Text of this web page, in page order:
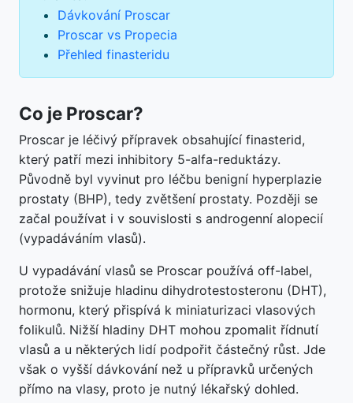
Dávkování Proscar
Proscar vs Propecia
Přehled finasteridu
Co je Proscar?
Proscar je léčivý přípravek obsahující finasterid,
který patří mezi inhibitory 5-alfa-reduktázy.
Původně byl vyvinut pro léčbu benigní hyperplazie
prostaty (BHP), tedy zvětšení prostaty. Později se
začal používat i v souvislosti s androgenní alopecií
(vypadáváním vlasů).
U vypadávání vlasů se Proscar používá off-label,
protože snižuje hladinu dihydrotestosteronu (DHT),
hormonu, který přispívá k miniaturizaci vlasových
folikulů. Nižší hladiny DHT mohou zpomalit řídnutí
vlasů a u některých lidí podpořit částečný růst. Jde
však o vyšší dávkování než u přípravků určených
přímo na vlasy, proto je nutný lékařský dohled.